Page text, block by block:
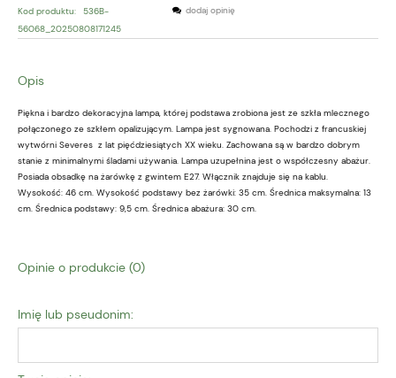
Kod produktu:
536B-
56068_20250808171245
dodaj opinię
Opis
Piękna i bardzo dekoracyjna lampa, której podstawa zrobiona jest ze szkła mlecznego
połączonego ze szkłem opalizującym. Lampa jest sygnowana. Pochodzi z francuskiej
wytwórni Severes z lat pięćdziesiątych XX wieku. Zachowana są w bardzo dobrym
stanie z minimalnymi śladami używania. Lampa uzupełnina jest o współczesny abażur.
Posiada obsadkę na żarówkę z gwintem E27. Włącznik znajduje się na kablu.
Wysokość: 46 cm. Wysokość podstawy bez żarówki: 35 cm. Średnica maksymalna: 13
cm. Średnica podstawy: 9,5 cm. Średnica abażura: 30 cm.
Opinie o produkcie (0)
Imię lub pseudonim: